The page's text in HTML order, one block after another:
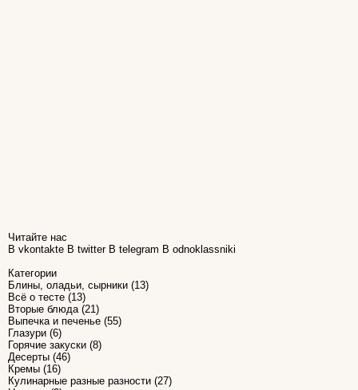
Читайте нас
В vkontakte В twitter В telegram В odnoklassniki
Категории
Блины, оладьи, сырники (13)
Всё о тесте (13)
Вторые блюда(21)
Выпечка и печенье (55)
Глазури (6)
Горячие закуски (8)
Десерты (46)
Кремы (16)
Кулинарные разные разности (27)